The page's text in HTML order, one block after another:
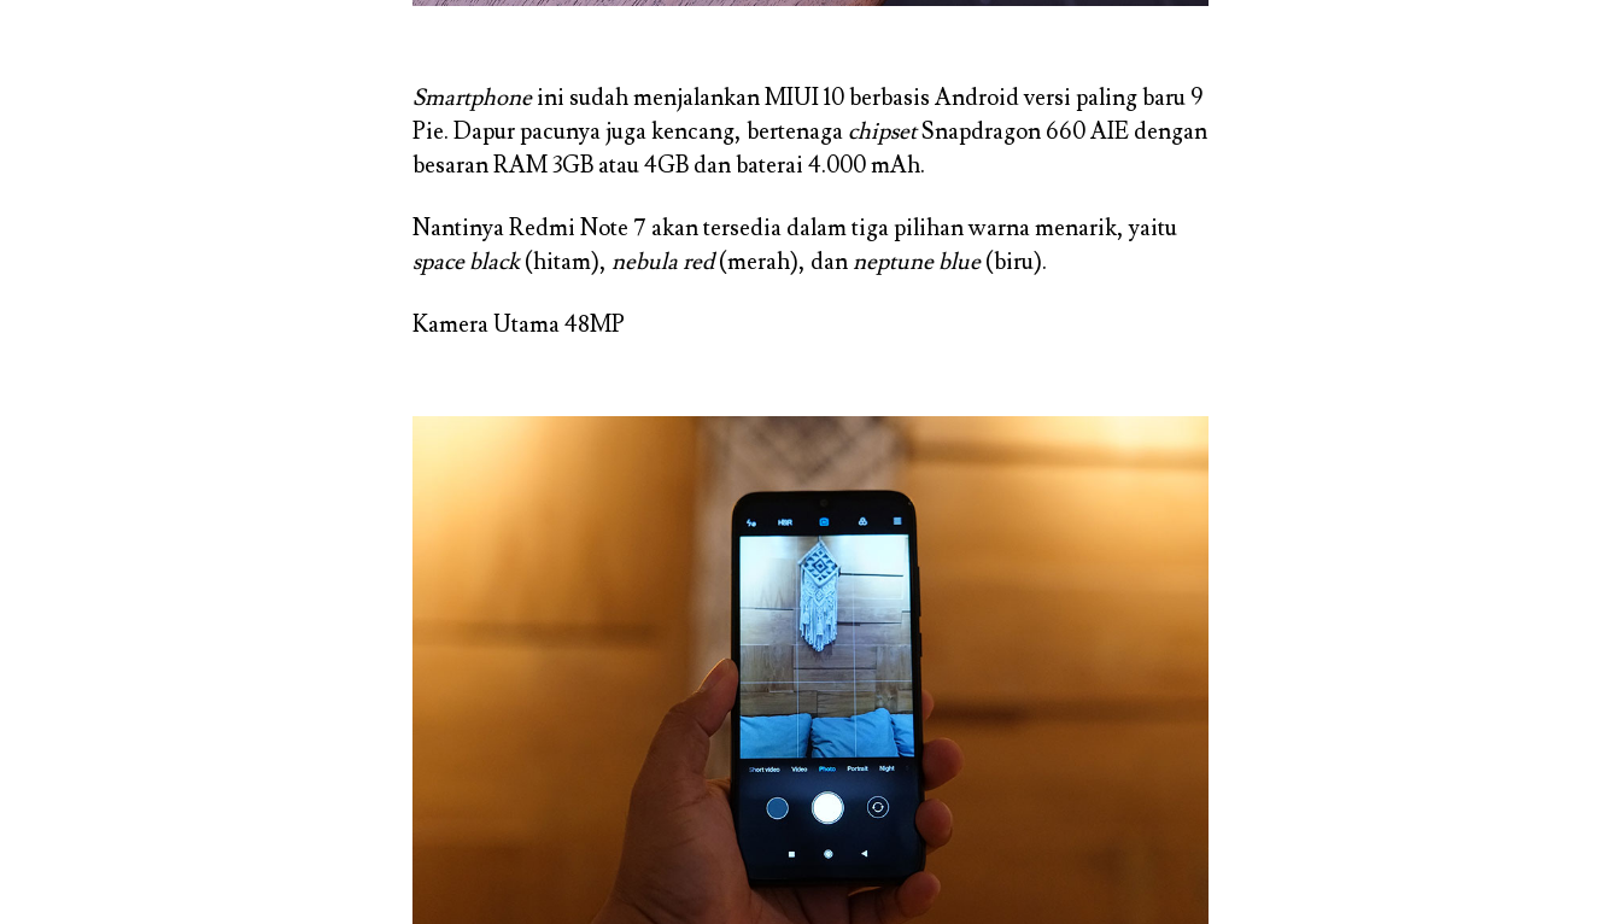
Smartphoneini sudah menjalankan MIUI 10 berbasis Android versi paling baru 9
Pie. Dapur pacunya juga kencang, bertenaga chipsetSnapdragon 660 AIE dengan
besaran RAM 3GB atau 4GB dan baterai 4.000 mAh.
Nantinya Redmi Note 7 akan tersedia dalam tiga pilihan warna menarik, yaitu
space black(hitam), nebula red(merah), dan neptune blue(biru).
Kamera Utama 48MP